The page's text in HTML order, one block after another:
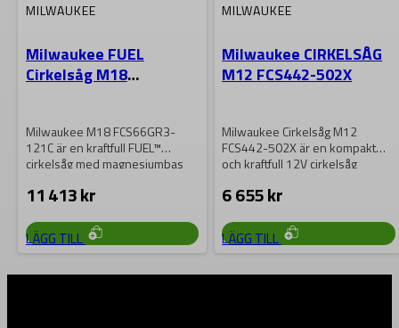
MILWAUKEE
Milwaukee FUEL
Cirkelsåg M18
Milwaukee M18 FCS66GR3-
121C är en kraftfull FUEL™
cirkelsåg med magnesiumbas
11 413kr
LÄGG TILL
MILWAUKEE
Milwaukee CIRKELSÅG
M12 FCS442-502X
Milwaukee Cirkelsåg M12
FCS442-502X är en kompakt
och kraftfull 12V cirkelsåg
6 655kr
LÄGG TILL